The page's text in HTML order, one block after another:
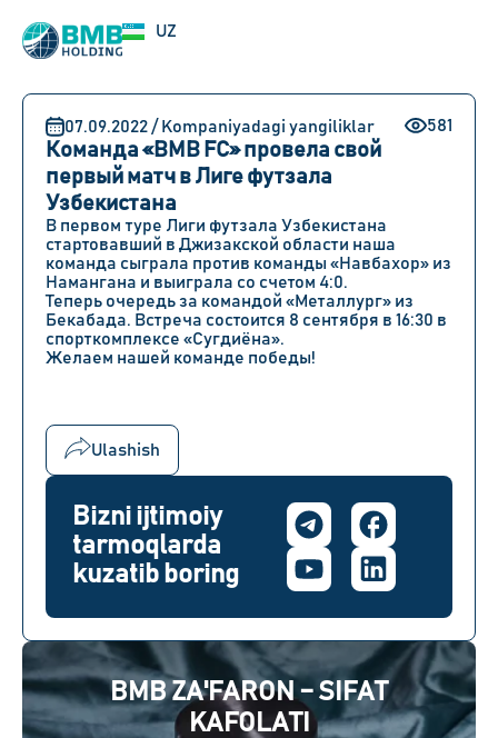
UZ
RU
BMB ZA'FARON – SIFAT
KAFOLATI
07.09.2022 / Kompaniyadagi yangiliklar 581
Команда «BMB FC» провела свой
первый матч в Лиге футзала
Узбекистана
В первом туре Лиги футзала Узбекистана
стартовавший в Джизакской области наша
команда сыграла против команды «Навбахор» из
Намангана и выиграла со счетом 4:0.
Теперь очередь за командой «Металлург» из
Бекабада. Встреча состоится 8 сентября в 16:30 в
спорткомплексе «Сугдиёна».
Желаем нашей команде победы!
Ulashish
Bizni ijtimoiy
tarmoqlarda
kuzatib boring